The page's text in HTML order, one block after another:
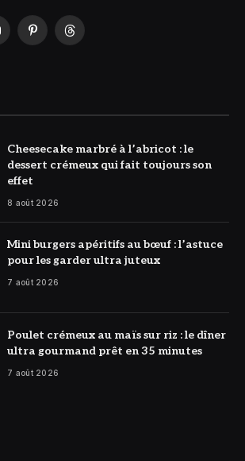
PinterestThreads
Cheesecake marbré à l’abricot : le
dessert crémeux qui fait toujours son
effet
8 août 2026
Mini burgers apéritifs au bœuf : l’astuce
pour les garder ultra juteux
7 août 2026
Poulet crémeux au maïs sur riz : le dîner
ultra gourmand prêt en 35 minutes
7 août 2026